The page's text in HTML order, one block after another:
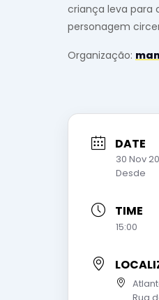
criança leva para
personagem
Organização:
DATE
30 Nov
Desde
TIME
15:00